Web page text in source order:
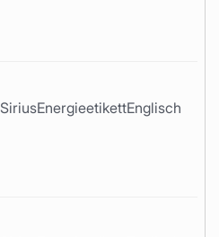
SiriusEnergieetikettEnglisch